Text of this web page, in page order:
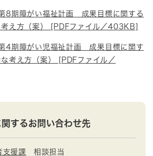
期障がい福祉計画 成果目標に関する
考え方（案） [PDFファイル／403KB]
期障がい児福祉計画 成果目標に関す
考え方（案） [PDFファイル／
するお問い合わせ先
支援課 相談担当